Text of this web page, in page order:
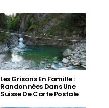
Les Grisons En Famille :
Randonnées Dans Une
Suisse De Carte Postale